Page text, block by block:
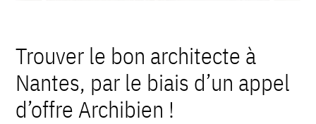
Trouver le bon architecte à
Nantes, par le biais d’un appel
d’offre Archibien !